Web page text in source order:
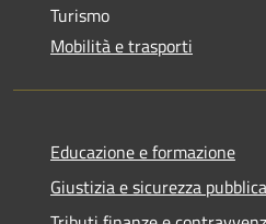
Turismo
Mobilità e trasporti
Educazione e formazione
Giustizia e sicurezza pubblica